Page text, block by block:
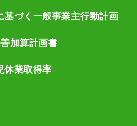
基づく一般事業主行動計画
加算計画書
休業取得率